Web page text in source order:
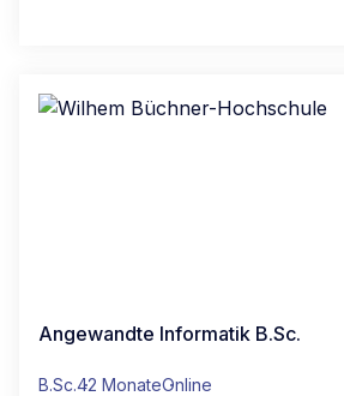
Angewandte Informatik B.Sc.
B.Sc.42 MonateOnline